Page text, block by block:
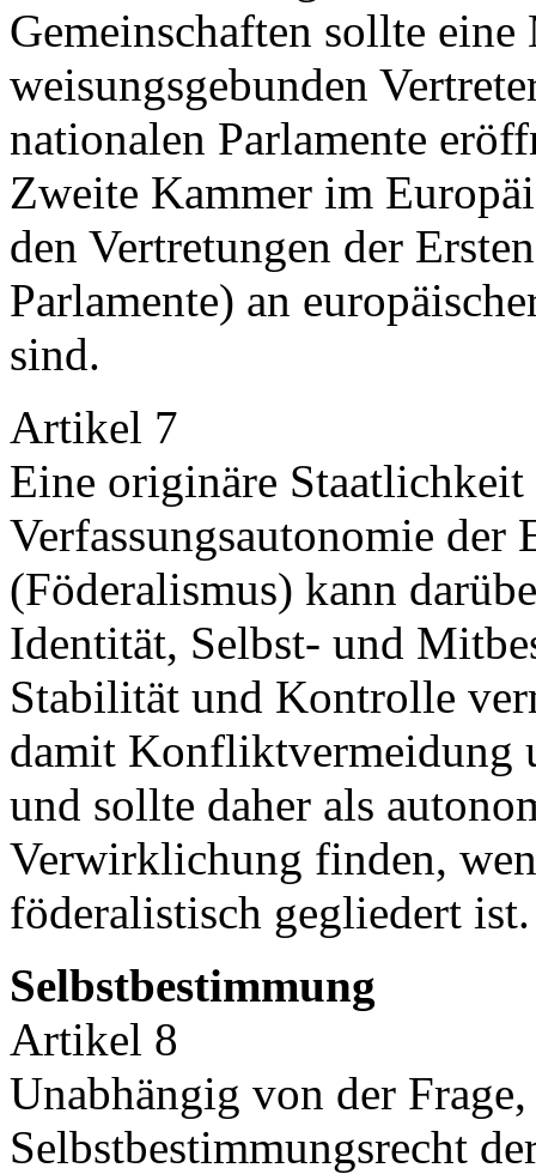
Gemeinschaften sollte
weisungsgebunden
nationalen Parlamente
Zweite Kammer im
den Vertretungen der
Parlamente) an
sind.
Artikel 7
Eine originäre
Verfassungsautonomie der
(Föderalismus) kann
Identität, Selbst- und
Stabilität und Kontrolle
damit Konfliktvermeidung
und sollte daher als
Verwirklichung finden,
föderalistisch gegliedert ist.
Selbstbestimmung
Artikel 8
Unabhängig von der
Selbstbestimmungsrecht